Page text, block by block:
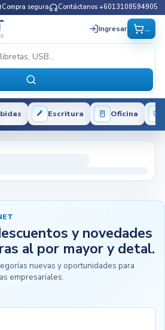
Compra segura Contáctanos +6013108594905
Ingresar ...
Escritura Oficina
y novedades
al por mayor y detal.
nuevas y oportunidades para
empresariales.